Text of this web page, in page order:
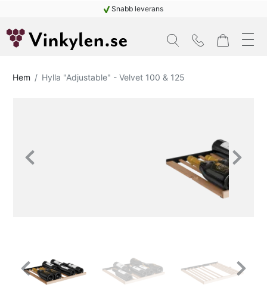
Snabb leverans
Hem Hylla "Adjustable" - Velvet 100 & 125
Previous Next
Previous Next